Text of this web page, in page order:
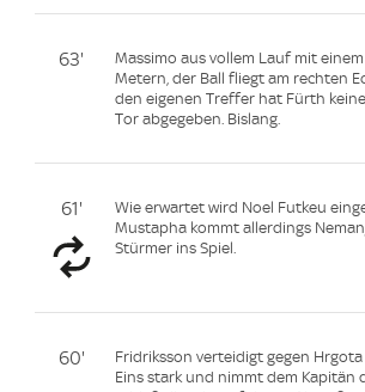
63'
Massimo aus vollem Lauf mit
Metern, der Ball fliegt am rechten
den eigenen Treffer hat Fürth
Tor abgegeben. Bislang.
61'
Wie erwartet wird Noel Futkeu
Mustapha kommt allerdings
Stürmer ins Spiel.
60'
Fridriksson verteidigt gegen
Eins stark und nimmt dem Kapitän